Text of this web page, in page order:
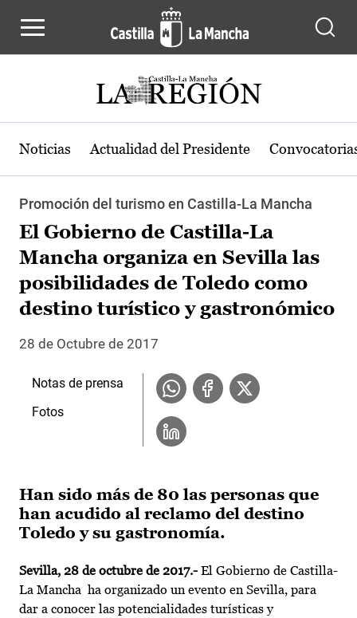
Noticias Actualidad del Presidente
Promoción del turismo en Castilla-La Mancha
El Gobierno de Castilla-La
Mancha organiza en Sevilla las
posibilidades de Toledo como
destino turístico y gastronómico
28 de Octubre de 2017
Han sido más de 80 las personas que
han acudido al reclamo del destino
Toledo y su gastronomía.
Sevilla, 28 de octubre de 2017.- El Gobierno de Castilla-
La Mancha ha organizado un evento en Sevilla, para
dar a conocer las potencialidades turísticas y
Notas de prensa
Fotos